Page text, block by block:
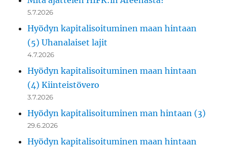
5.7.2026
Hyödyn kapitalisoituminen maan hintaan
(5) Uhanalaiset lajit
4.7.2026
Hyödyn kapitalisoituminen maan hintaan
(4) Kiinteistövero
3.7.2026
Hyödyn kapitalisoituminen man hintaan (3)
29.6.2026
Hyödyn kapitalisoituminen maan hintaan